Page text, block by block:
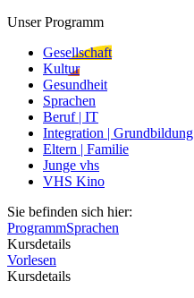
Unser Programm
Gesellschaft
Kultur
Gesundheit
Sprachen
Beruf | IT
Integration | Grundbildung
Eltern | Familie
Junge vhs
VHS Kino
Sie befinden sich hier:
ProgrammSprachen
Kursdetails
Vorlesen
Kursdetails